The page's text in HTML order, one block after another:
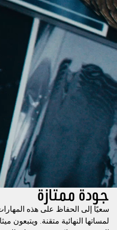
جودة ممتازة
سعيًا إلى الحفاظ على هذه
لمساتها النهائية متقنة. ويتبعون